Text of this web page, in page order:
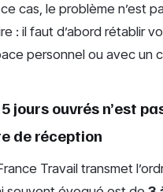
cas, le problème n’est
: il faut d’abord rétablir
personnel ou avec un
jours ouvrés n’est
de réception
Travail transmet